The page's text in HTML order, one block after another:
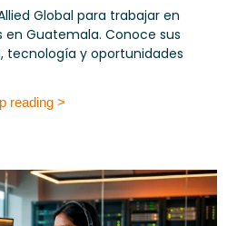
Global para trabajar en
en Guatemala. Conoce sus
tecnología y oportunidades
reading >